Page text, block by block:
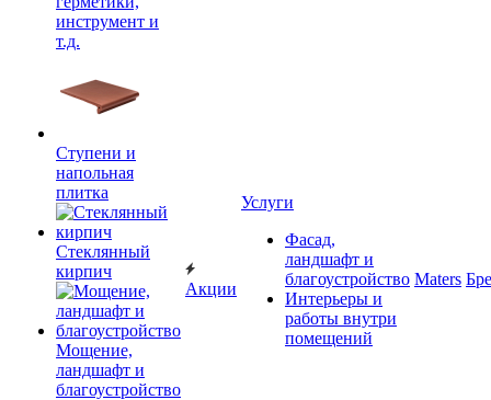
инструмент и
т.д.
Ступени и
напольная
плитка
Cтеклянный
кирпич
Мощение,
ландшафт и
благоустройство
Акции
Услуги
Фасад,
ландшафт и
благоустройство
Интерьеры и
работы внутри
помещений
Maters